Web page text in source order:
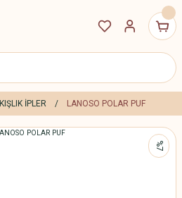
KIŞLIK İPLER LANOSO POLAR PUF
%7